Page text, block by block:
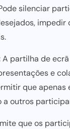
silenciar
impedir
A partilha de
e
que apenas
a outros
que os